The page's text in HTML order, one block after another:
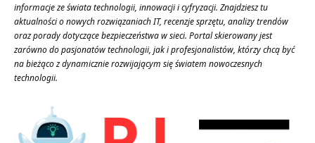
informacje ze świata technologii, innowacji i cyfryzacji. Znajdziesz tu
aktualności o nowych rozwiązaniach IT, recenzje sprzętu, analizy trendów
oraz porady dotyczące bezpieczeństwa w sieci. Portal skierowany jest
zarówno do pasjonatów technologii, jak i profesjonalistów, którzy chcą być
na bieżąco z dynamicznie rozwijającym się światem nowoczesnych
technologii.